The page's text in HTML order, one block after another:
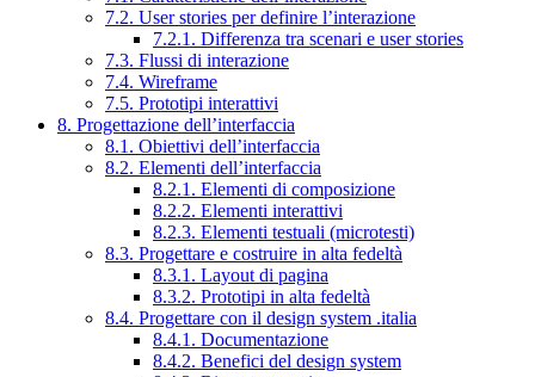
7.2. User stories per definire l’interazione
7.2.1. Differenza tra scenari e user stories
7.3. Flussi di interazione
7.4. Wireframe
7.5. Prototipi interattivi
8. Progettazione dell’interfaccia
8.1. Obiettivi dell’interfaccia
8.2. Elementi dell’interfaccia
8.2.1. Elementi di composizione
8.2.2. Elementi interattivi
8.2.3. Elementi testuali (microtesti)
8.3. Progettare e costruire in alta fedeltà
8.3.1. Layout di pagina
8.3.2. Prototipi in alta fedeltà
8.4. Progettare con il design system .italia
8.4.1. Documentazione
8.4.2. Benefici del design system